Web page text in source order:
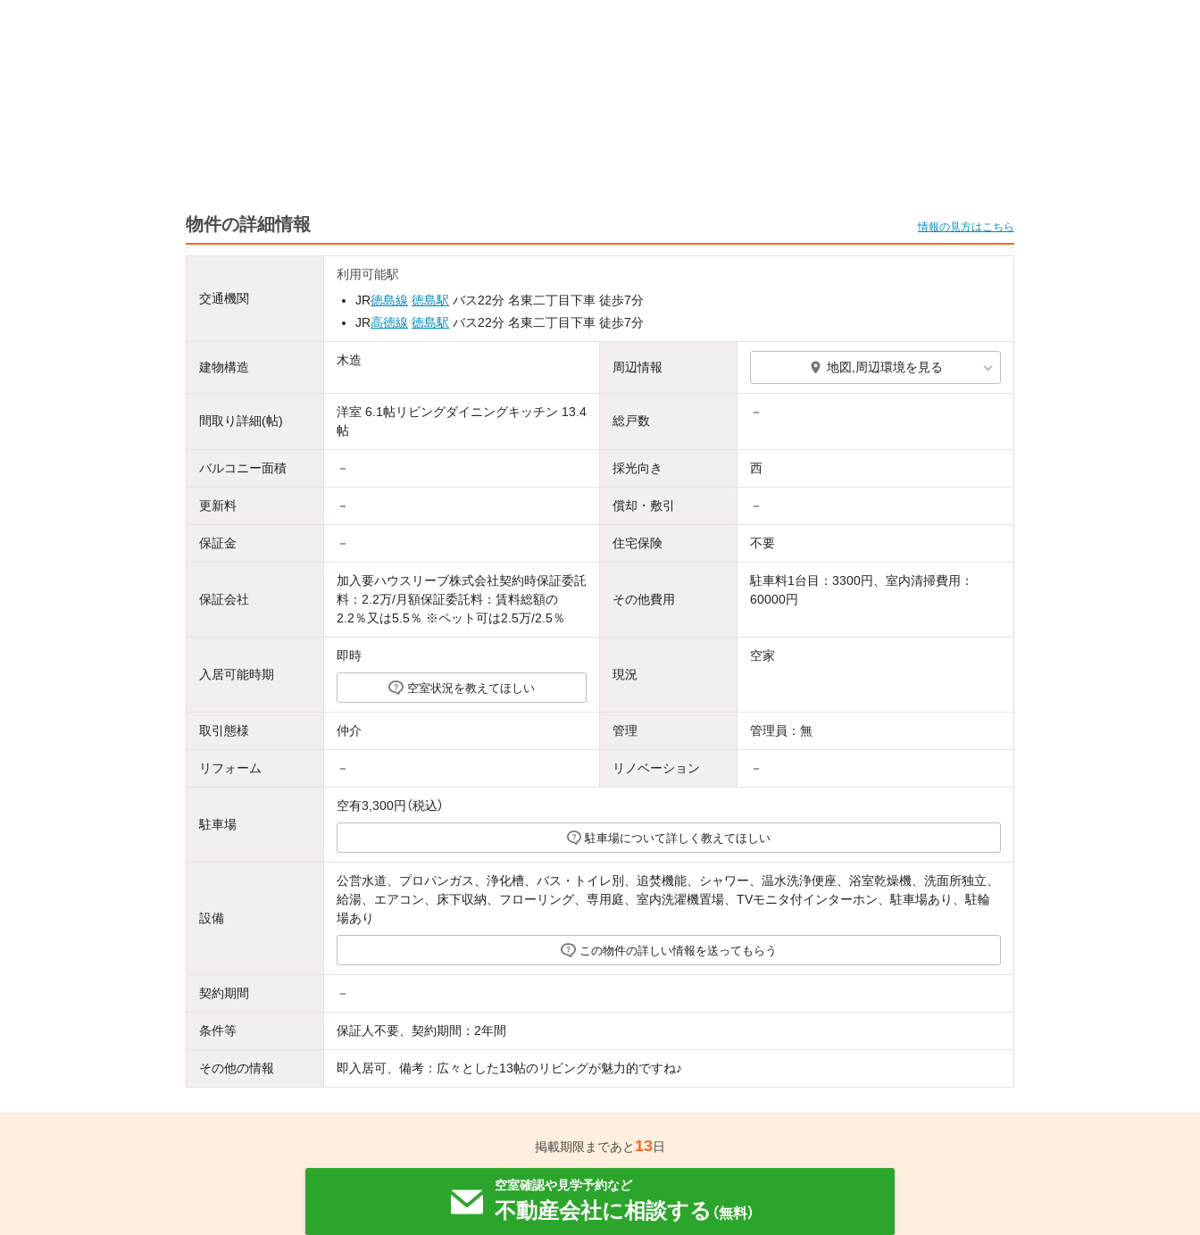
物件の詳細情報 情報の見方はこちら
交通機関
利用可能駅
JR徳島線 徳島駅 バス22分 名東二丁目下車 徒歩7分
JR高徳線 徳島駅 バス22分 名東二丁目下車 徒歩7分
建物構造 木造 周辺情報 地図,周辺環境を見る
間取り詳細(帖)
洋室 6.1帖リビングダイニングキッチン 13.4
帖
総戸数
－
バルコニー面積 － 採光向き 西
更新料 － 償却・敷引 －
保証金 － 住宅保険 不要
保証会社
加入要ハウスリーブ株式会社契約時保証委託
料：2.2万/月額保証委託料：賃料総額の
2.2％又は5.5％ ※ペット可は2.5万/2.5％
その他費用
駐車料1台目：3300円、室内清掃費用：
60000円
入居可能時期
即時
空室状況を教えてほしい
現況
空家
取引態様 仲介 管理 管理員：無
リフォーム － リノベーション －
駐車場
空有3,300円（税込）
駐車場について詳しく教えてほしい
設備
公営水道、プロパンガス、浄化槽、バス・トイレ別、追焚機能、シャワー、温水洗浄便座、浴室乾燥機、洗面所独立、
給湯、エアコン、床下収納、フローリング、専用庭、室内洗濯機置場、TVモニタ付インターホン、駐車場あり、駐輪
場あり
この物件の詳しい情報を送ってもらう
契約期間 －
条件等 保証人不要、契約期間：2年間
その他の情報 即入居可、備考：広々とした13帖のリビングが魅力的ですね♪
掲載期限まであと 13日
空室確認や見学予約など
不動産会社に相談する （無料）